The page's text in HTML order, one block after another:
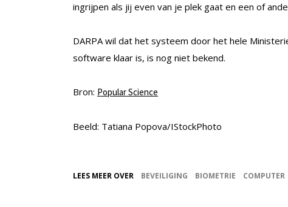
ingrijpen als jij even van je plek gaat en een of
DARPA wil dat het systeem door het hele
software klaar is, is nog niet bekend.
Bron: Popular Science
Beeld: Tatiana Popova/IStockPhoto
LEES MEER OVER BEVEILIGING BIOMETRIE COMPUTER